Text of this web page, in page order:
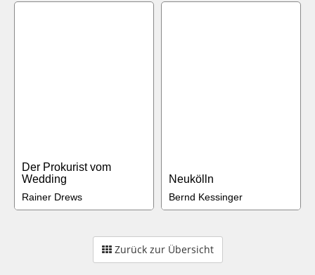
Der Prokurist vom
Wedding
Rainer Drews
Neukölln
Bernd Kessinger
Zurück zur Übersicht